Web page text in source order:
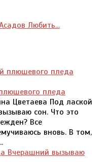
Любить...
пледа
Цветаева Под лаской
сон. Что это
Все
вновь. В том,